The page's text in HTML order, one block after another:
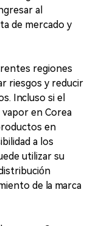
al
de mercado y
regiones
riesgos y reducir
Incluso si el
en Corea
en
a los
utilizar su
de la marca